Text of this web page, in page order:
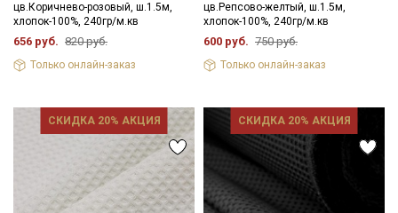
цв.Коричнево-розовый, ш.1.5м,
хлопок-100%, 240гр/м.кв
656 руб. 820 руб.
Только онлайн-заказ
цв.Репсово-желтый, ш.1.5м,
хлопок-100%, 240гр/м.кв
600 руб. 750 руб.
Только онлайн-заказ
СКИДКА 20% АКЦИЯ СКИДКА 20% АКЦИЯ